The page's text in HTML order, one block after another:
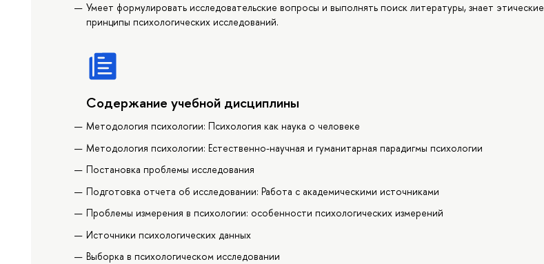
Умеет формулировать исследовательские вопросы и выполнять поиск литературы, знает этические
принципы психологических исследований.
Содержание учебной дисциплины
Методология психологии: Психология как наука о человеке
Методология психологии: Естественно-научная и гуманитарная парадигмы психологии
Постановка проблемы исследования
Подготовка отчета об исследовании: Работа с академическими источниками
Проблемы измерения в психологии: особенности психологических измерений
Источники психологических данных
Выборка в психологическом исследовании